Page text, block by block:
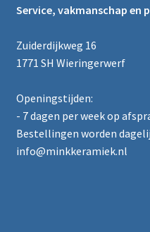
Service, vakmanschap en
Zuiderdijkweg 16
1771 SH Wieringerwerf
Openingstijden:
- 7 dagen per week op
Bestellingen worden
info@minkkeramiek.nl